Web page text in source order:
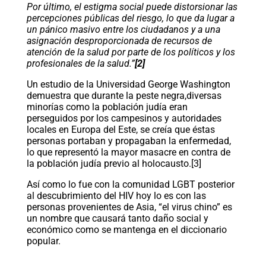
Por último, el estigma social puede distorsionar las
percepciones públicas del riesgo, lo que da lugar a
un pánico masivo entre los ciudadanos y a una
asignación desproporcionada de recursos de
atención de la salud por parte de los políticos y los
profesionales de la salud.”[2]
Un estudio de la Universidad George Washington
demuestra que durante la peste negra,diversas
minorías como la población judía eran
perseguidos por los campesinos y autoridades
locales en Europa del Este, se creía que éstas
personas portaban y propagaban la enfermedad,
lo que representó la mayor masacre en contra de
la población judía previo al holocausto.[3]
Así como lo fue con la comunidad LGBT posterior
al descubrimiento del HIV hoy lo es con las
personas provenientes de Asia, “el virus chino” es
un nombre que causará tanto daño social y
económico como se mantenga en el diccionario
popular.